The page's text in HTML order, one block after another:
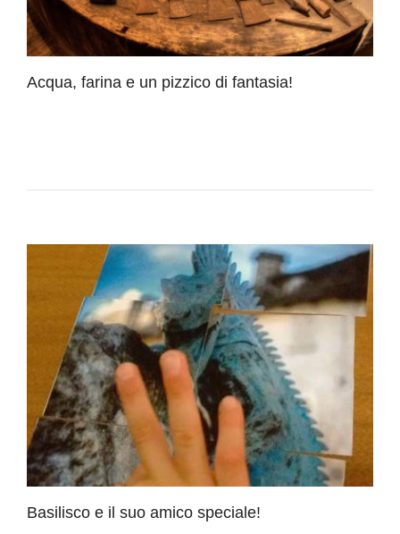
Acqua, farina e un pizzico di fantasia!
Basilisco e il suo amico speciale!